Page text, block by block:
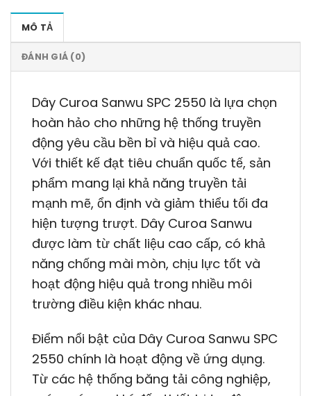
MÔ TẢ
ĐÁNH GIÁ (0)
Dây Curoa Sanwu SPC 2550 là lựa chọn
hoàn hảo cho những hệ thống truyền
động yêu cầu bền bỉ và hiệu quả cao.
Với thiết kế đạt tiêu chuẩn quốc tế, sản
phẩm mang lại khả năng truyền tải
mạnh mẽ, ổn định và giảm thiểu tối đa
hiện tượng trượt. Dây Curoa Sanwu
được làm từ chất liệu cao cấp, có khả
năng chống mài mòn, chịu lực tốt và
hoạt động hiệu quả trong nhiều môi
trường điều kiện khác nhau.
Điểm nổi bật của Dây Curoa Sanwu SPC
2550 chính là hoạt động về ứng dụng.
Từ các hệ thống băng tải công nghiệp,